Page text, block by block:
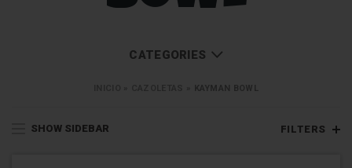
CATEGORIES
KAYMAN BOWL
SHOW SIDEBAR FILTERS